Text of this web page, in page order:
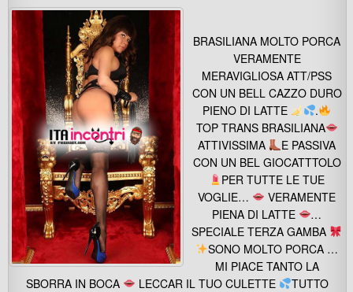
BRASILIANA MOLTO PORCA
VERAMENTE
MERAVIGLIOSA ATT/PSS
CON UN BELL CAZZO DURO
PIENO DI LATTE
.
TOP TRANS BRASILIANA
ATTIVISSIMA
E PASSIVA
CON UN BEL GIOCATTTOLO
PER TUTTE LE TUE
VOGLIE…
VERAMENTE
PIENA DI LATTE
…
SPECIALE TERZA GAMBA
SONO MOLTO PORCA …
MI PIACE TANTO LA
SBORRA IN BOCA
LECCAR IL TUO CULETTE
TUTTO